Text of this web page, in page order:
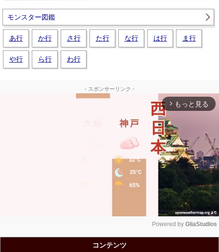
モンスター図鑑
あ行 か行 さ行 た行 な行 は行 ま行
や行 ら行 わ行
- スポンサーリンク -
arrow_forward_ios もっと見る
Powered by GliaStudios
コンテンツ